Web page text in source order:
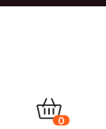
Produkty